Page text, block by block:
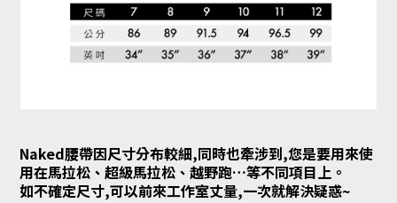
Naked腰帶因尺寸分布較細,同時也牽涉到,您是要用來使
用在馬拉松、超級馬拉松、越野跑…等不同項目上。
如不確定尺寸,可以前來工作室丈量,一次就解決疑惑~